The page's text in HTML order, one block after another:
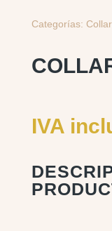
Categorías:
IVA